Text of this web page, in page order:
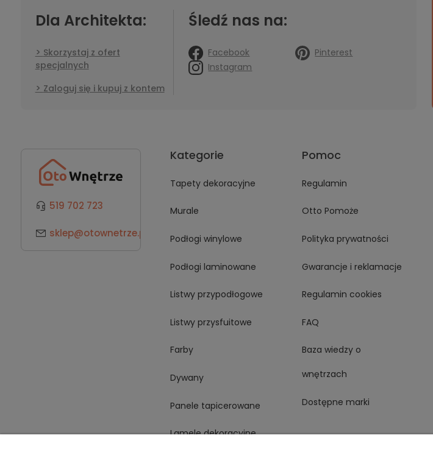
Dla Architekta:
Skorzystaj z ofert
specjalnych
Zaloguj się i kupuj z kontem
Śledź nas na:
Facebook
Pinterest
Instagram
519 702 723
sklep@otownetrze.pl
Kategorie
Tapety dekoracyjne
Murale
Podłogi winylowe
Podłogi laminowane
Listwy przypodłogowe
Listwy przysfuitowe
Farby
Dywany
Panele tapicerowane
Lamele dekoracyjne
Pomoc
Regulamin
Otto Pomoże
Polityka prywatności
Gwarancje i reklamacje
Regulamin cookies
FAQ
Baza wiedzy o
wnętrzach
Dostępne marki